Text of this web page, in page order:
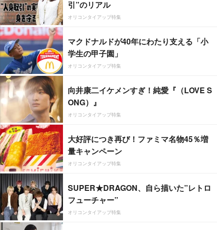
引”のリアル
オリコンタイアップ特集
マクドナルドが40年にわたり支える「小
学生の甲子園」
オリコンタイアップ特集
向井康二イケメンすぎ！純愛『（LOVE S
ONG）』
オリコンタイアップ特集
大好評につき再び！ファミマ名物45％増
量キャンペーン
オリコンタイアップ特集
SUPER★DRAGON、自ら描いた”レトロ
フューチャー”
オリコンタイアップ特集